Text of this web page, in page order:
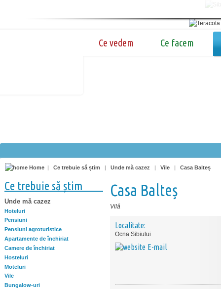
Ce vedem Ce facem
Home | Ce trebuie să știm | Unde mă cazez | Vile | Casa Balteș
Ce trebuie să știm
Unde mă cazez
Hoteluri
Pensiuni
Pensiuni agroturistice
Apartamente de închiriat
Camere de închiriat
Hosteluri
Moteluri
Vile
Bungalow-uri
Casa Balteș
Vilă
Localitate:
Ocna Sibiului
E-mail